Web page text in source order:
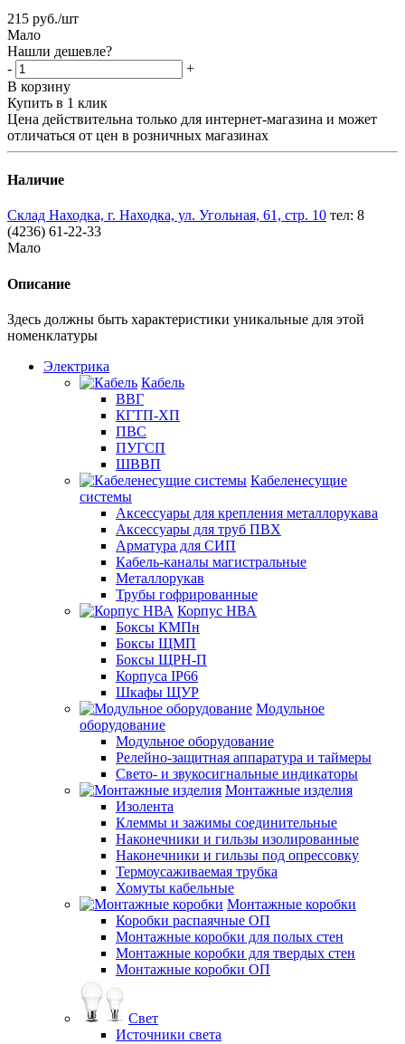
215 руб./шт
Мало
Нашли дешевле?
-
+
В корзину
Купить в 1 клик
Цена действительна только для интернет-магазина и может
отличаться от цен в розничных магазинах
Наличие
Склад Находка, г. Находка, ул. Угольная, 61, стр. 10 тел: 8
(4236) 61-22-33
Мало
Описание
Здесь должны быть характеристики уникальные для этой
номенклатуры
Электрика
Кабель
ВВГ
КГТП-ХП
ПВС
ПУГСП
ШВВП
Кабеленесущие
системы
Аксессуары для крепления металлорукава
Аксессуары для труб ПВХ
Арматура для СИП
Кабель-каналы магистральные
Металлорукав
Трубы гофрированные
Корпус НВА
Боксы КМПн
Боксы ЩМП
Боксы ЩРН-П
Корпуса IP66
Шкафы ЩУР
Модульное
оборудование
Модульное оборудование
Релейно-защитная аппаратура и таймеры
Свето- и звукосигнальные индикаторы
Монтажные изделия
Изолента
Клеммы и зажимы соединительные
Наконечники и гильзы изолированные
Наконечники и гильзы под опрессовку
Термоусаживаемая трубка
Хомуты кабельные
Монтажные коробки
Коробки распаячные ОП
Монтажные коробки для полых стен
Монтажные коробки для твердых стен
Монтажные коробки ОП
Свет
Источники света